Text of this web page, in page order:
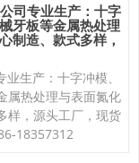
司专业生产：十字
牙板等金属热处理
制造、款式多样，
生产：十字冲模、
属热处理与表面氮化
样，源头工厂，现货
18357312